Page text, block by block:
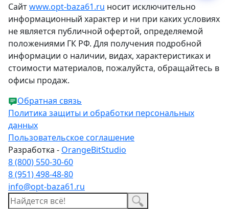
Сайтwww.opt-baza61.ru носит исключительно
информационный характер и ни при каких условиях
не является публичной офертой, определяемой
положениями ГК РФ. Для получения подробной
информации о наличии, видах, характеристиках и
стоимости материалов, пожалуйста, обращайтесь в
офисы продаж.
Обратная связь
Политика защиты и обработки персональных
данных
Пользовательское соглашение
Разработка - OrangeBitStudio
8 (800) 550-30-60
8 (951) 498-48-80
info@opt-baza61.ru